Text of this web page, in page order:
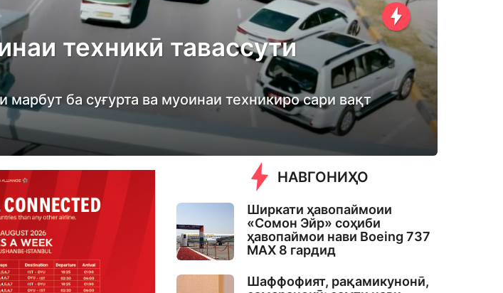
техникӣ тавассути
ба суғурта ва муоинаи техникиро сари вақт
НАВГОНИҲО
Ширкати ҳавопаймоии
«Сомон Эйр» соҳиби
ҳавопаймои нави Boeing 737
MAX 8 гардид
Шаффофият, рақамикунонӣ,